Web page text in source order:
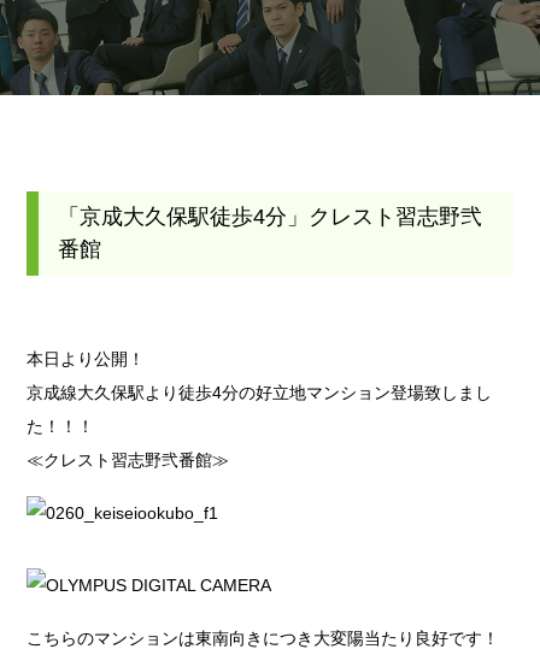
「京成大久保駅徒歩4分」クレスト習志野弐
番館
本日より公開！
京成線大久保駅より徒歩4分の好立地マンション登場致しまし
た！！！
≪クレスト習志野弐番館≫
こちらのマンションは東南向きにつき大変陽当たり良好です！